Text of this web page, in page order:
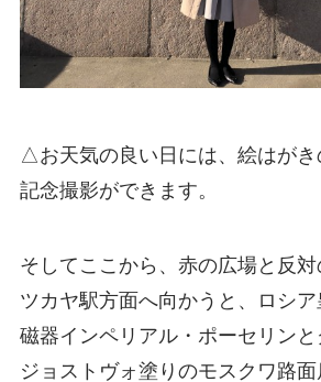
△お天気の良い日には、絵はが
記念撮影ができます。
そしてここから、赤の広場と反
ツカヤ駅方面へ向かうと、ロシ
磁器インペリアル・ポーセリンと
ジョストヴォ塗りのモスクワ路